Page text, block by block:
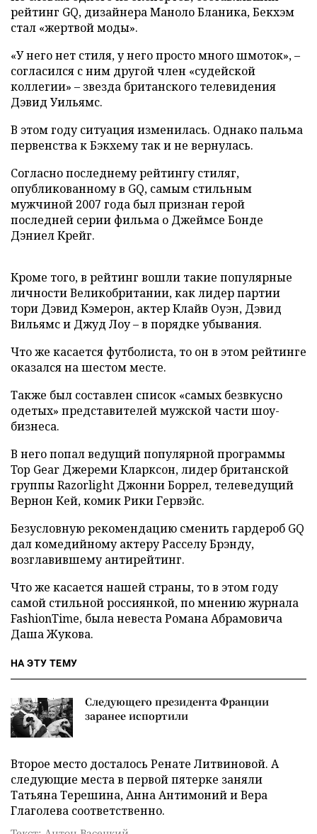
рейтинг GQ, дизайнера Маноло Бланика, Бекхэм
стал «жертвой моды».
«У него нет стиля, у него просто много шмоток», –
согласился с ним другой член «судейской
коллегии» – звезда британского телевидения
Дэвид Уильямс.
В этом году ситуация изменилась. Однако пальма
первенства к Бэкхему так и не вернулась.
Согласно последнему рейтингу стиляг,
опубликованному в GQ, самым стильным
мужчиной 2007 года был признан герой
последней серии фильма о Джеймсе Бонде
Дэниел Крейг.
Кроме того, в рейтинг вошли такие популярные
личности Великобритании, как лидер партии
тори Дэвид Кэмерон, актер Клайв Оуэн, Дэвид
Вильямс и Джуд Лоу – в порядке убывания.
Что же касается футболиста, то он в этом рейтинге
оказался на шестом месте.
Также был составлен список «самых безвкусно
одетых» представителей мужской части шоу-
бизнеса.
В него попал ведущий популярной программы
Top Gear Джереми Кларксон, лидер британской
группы Razorlight Джонни Боррел, телеведущий
Вернон Кей, комик Рики Гервэйс.
Безусловную рекомендацию сменить гардероб GQ
дал комедийному актеру Расселу Брэнду,
возглавившему антирейтинг.
Что же касается нашей страны, то в этом году
самой стильной россиянкой, по мнению журнала
FashionTime, была невеста Романа Абрамовича
Даша Жукова.
НА ЭТУ ТЕМУ
Следующего президента Франции
заранее испортили
Второе место досталось Ренате Литвиновой. А
следующие места в первой пятерке заняли
Татьяна Терешина, Анна Антимоний и Вера
Глаголева соответственно.